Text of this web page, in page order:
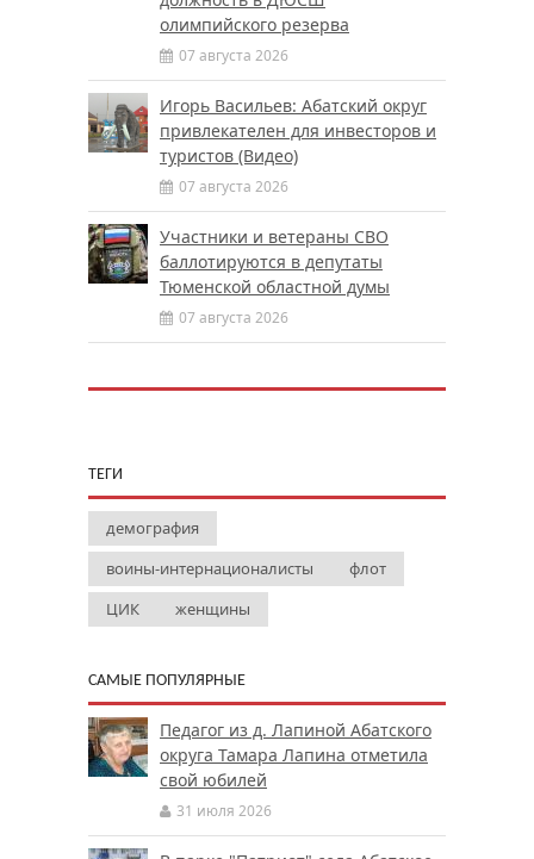
олимпийского резерва
07 августа 2026
Игорь Васильев: Абатский округ
привлекателен для инвесторов и
туристов (Видео)
07 августа 2026
Участники и ветераны СВО
баллотируются в депутаты
Тюменской областной думы
07 августа 2026
ТЕГИ
демография
воины-интернационалисты
флот
ЦИК
женщины
САМЫЕ ПОПУЛЯРНЫЕ
Педагог из д. Лапиной Абатского
округа Тамара Лапина отметила
свой юбилей
31 июля 2026